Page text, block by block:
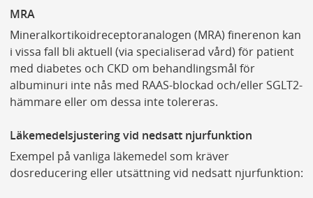
MRA
Mineralkortikoidreceptoranalogen (MRA) finerenon kan
i vissa fall bli aktuell (via specialiserad vård) för patient
med diabetes och CKD om behandlingsmål för
albuminuri inte nås med RAAS-blockad och/eller SGLT2-
hämmare eller om dessa inte tolereras.
Läkemedelsjustering vid nedsatt njurfunktion
Exempel på vanliga läkemedel som kräver
dosreducering eller utsättning vid nedsatt njurfunktion: